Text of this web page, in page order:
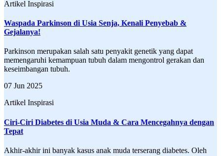
Artikel Inspirasi
Waspada Parkinson di Usia Senja, Kenali Penyebab &
Gejalanya!
Parkinson merupakan salah satu penyakit genetik yang dapat
memengaruhi kemampuan tubuh dalam mengontrol gerakan dan
keseimbangan tubuh.
07 Jun 2025
Artikel Inspirasi
Ciri-Ciri Diabetes di Usia Muda & Cara Mencegahnya dengan
Tepat
Akhir-akhir ini banyak kasus anak muda terserang diabetes. Oleh